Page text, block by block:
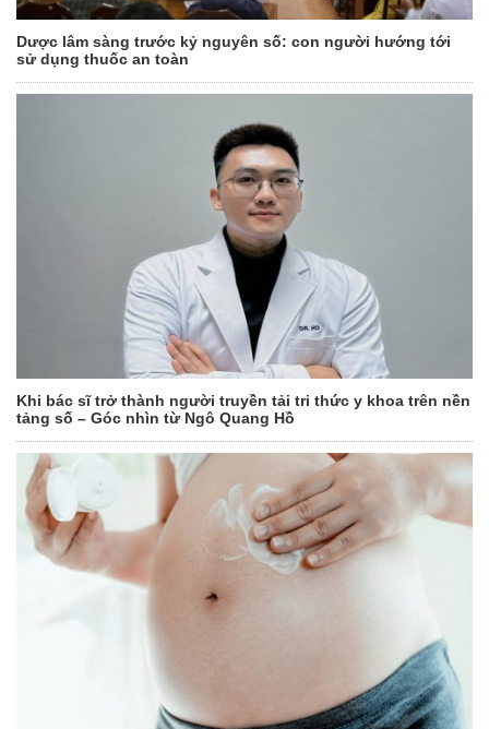
Dược lâm sàng trước kỷ nguyên số: con người hướng tới
sử dụng thuốc an toàn
Khi bác sĩ trở thành người truyền tải tri thức y khoa trên nền
tảng số – Góc nhìn từ Ngô Quang Hồ